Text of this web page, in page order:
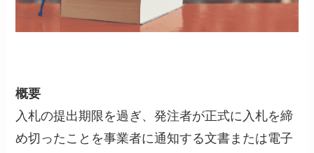
概要
入札の提出期限を過ぎ、発注者が正式に入札を締
め切ったことを事業者に通知する文書または電子